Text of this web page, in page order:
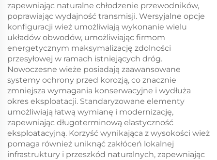
zapewniając naturalne chłodzenie przewodników,
poprawiając wydajność transmisji. Wersyjalne opcje
konfiguracji wież umożliwiają wykonanie wielu
układów obwodów, umożliwiając firmom
energetycznym maksymalizację zdolności
przesyłowej w ramach istniejących dróg.
Nowoczesne wieże posiadają zaawansowane
systemy ochrony przed korozją, co znacznie
zmniejsza wymagania konserwacyjne i wydłuża
okres eksploatacji. Standaryzowane elementy
umożliwiają łatwą wymianę i modernizację,
zapewniając długoterminową elastyczność
eksploatacyjną. Korzyść wynikająca z wysokości wież
pomaga również uniknąć zakłóceń lokalnej
infrastruktury i przeszkód naturalnych, zapewniając